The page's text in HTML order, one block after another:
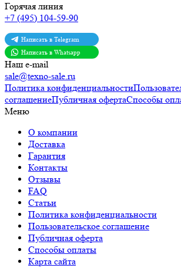
Горячая линия
+7 (495) 104-59-90
Написать в Telegram
Написать в Whatsapp
Наш e-mail
sale@texno-sale.ru
Политика конфиденциальности
соглашениеПубличная офертаСпособы
Меню
О компании
Доставка
Гарантия
Контакты
Отзывы
FAQ
Статьи
Политика конфиденциальности
Пользовательское соглашение
Публичная оферта
Способы оплаты
Карта сайта